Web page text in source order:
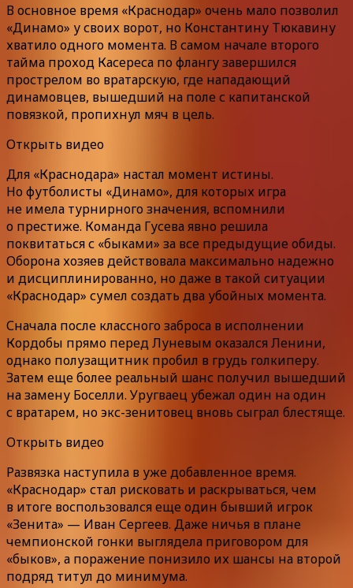
В основное время «Краснодар» очень мало позволил
«Динамо» у своих ворот, но Константину Тюкавину
хватило одного момента. В самом начале второго
тайма проход Касереса по флангу завершился
прострелом во вратарскую, где нападающий
динамовцев, вышедший на поле с капитанской
повязкой, пропихнул мяч в цель.
Открыть видео
Для «Краснодара» настал момент истины.
Но футболисты «Динамо», для которых игра
не имела турнирного значения, вспомнили
о престиже. Команда Гусева явно решила
поквитаться с «быками» за все предыдущие обиды.
Оборона хозяев действовала максимально надежно
и дисциплинированно, но даже в такой ситуации
«Краснодар» сумел создать два убойных момента.
Сначала после классного заброса в исполнении
Кордобы прямо перед Луневым оказался Ленини,
однако полузащитник пробил в грудь голкиперу.
Затем еще более реальный шанс получил вышедший
на замену Боселли. Уругваец убежал один на один
с вратарем, но экс-зенитовец вновь сыграл блестяще.
Открыть видео
Развязка наступила в уже добавленное время.
«Краснодар» стал рисковать и раскрываться, чем
в итоге воспользовался еще один бывший игрок
«Зенита» — Иван Сергеев. Даже ничья в плане
чемпионской гонки выглядела приговором для
«быков», а поражение понизило их шансы на второй
подряд титул до минимума.